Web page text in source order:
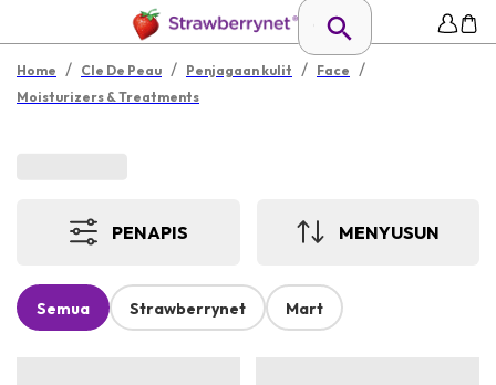
Home / Cle De Peau / Penjagaan kulit / Face /
Moisturizers & Treatments
PENAPIS MENYUSUN
Semua Strawberrynet Mart